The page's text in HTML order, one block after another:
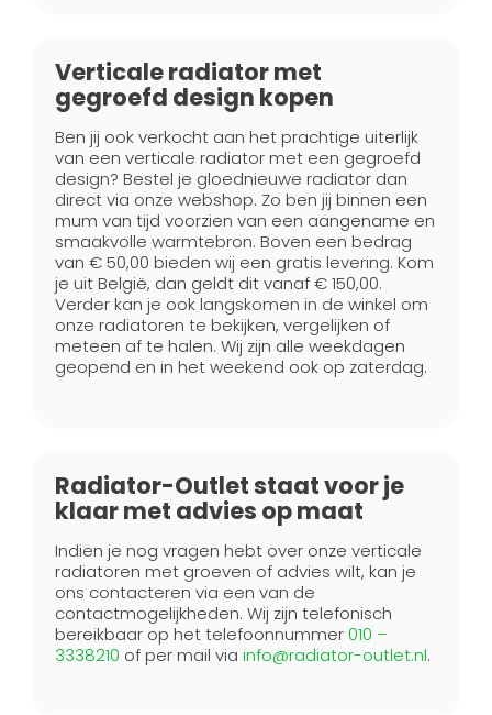
Verticale radiator met
gegroefd design kopen
Ben jij ook verkocht aan het prachtige uiterlijk
van een verticale radiator met een gegroefd
design? Bestel je gloednieuwe radiator dan
direct via onze webshop. Zo ben jij binnen een
mum van tijd voorzien van een aangename en
smaakvolle warmtebron. Boven een bedrag
van € 50,00 bieden wij een gratis levering. Kom
je uit België, dan geldt dit vanaf € 150,00.
Verder kan je ook langskomen in de winkel om
onze radiatoren te bekijken, vergelijken of
meteen af te halen. Wij zijn alle weekdagen
geopend en in het weekend ook op zaterdag.
Radiator-Outlet staat voor je
klaar met advies op maat
Indien je nog vragen hebt over onze verticale
radiatoren met groeven of advies wilt, kan je
ons contacteren via een van de
contactmogelijkheden. Wij zijn telefonisch
bereikbaar op het telefoonnummer010 –
3338210 of per mail via info@radiator-outlet.nl.